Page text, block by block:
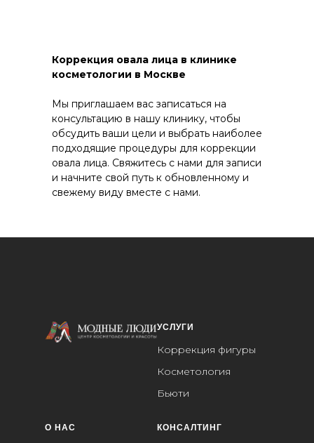
Коррекция овала лица в клинике
косметологии в Москве
Мы приглашаем вас записаться на
консультацию в нашу клинику, чтобы
обсудить ваши цели и выбрать наиболее
подходящие процедуры для коррекции
овала лица. Свяжитесь с нами для записи
и начните свой путь к обновленному и
свежему виду вместе с нами.
УСЛУГИ
Коррекция фигуры
Косметология
Бьюти
О НАС КОНСАЛТИНГ